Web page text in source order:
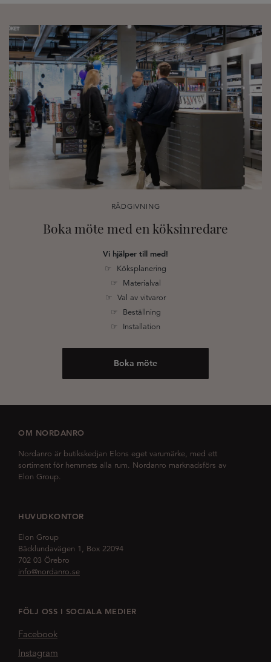
RÅDGIVNING
Boka möte med en köksinredare
Vi hjälper till med!
☞ Köksplanering
☞ Materialval
☞ Val av vitvaror
☞ Beställning
☞ Installation
Boka möte
OM NORDANRO
Nordanro är butikskedjan Elons eget varumärke, med ett
sortiment för hemmets alla rum. Nordanro marknadsförs av
Elon Group.
HUVUDKONTOR
Elon Group
Bäcklundavägen 1, Box 22094
702 03 Örebro
info@nordanro.se
FÖLJ OSS I SOCIALA MEDIER
Facebook
Instagram